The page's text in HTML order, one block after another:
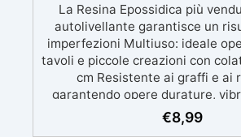
La Resina Epossidica più
autolivellante garantisce un
imperfezioni Multiuso: ideale
tavoli e piccole creazioni con
cm Resistente ai graffi e ai
garantendo opere durature,
ingiallimenti nel tempo Bassa
formula anti-bolle per risultati
€8,99